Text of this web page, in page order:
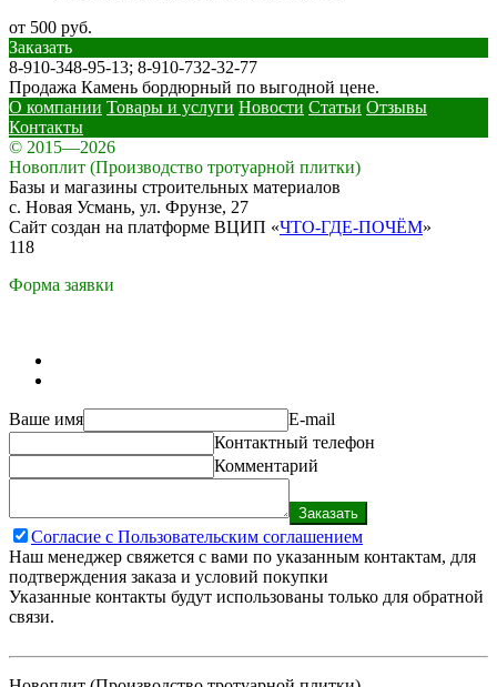
от 500 руб.
Заказать
8-910-348-95-13; 8-910-732-32-77
Продажа Камень бордюрный по выгодной цене.
О компании Товары и услуги Новости Статьи Отзывы
Контакты
© 2015—2026
Новоплит (Производство тротуарной плитки)
Базы и магазины строительных материалов
с. Новая Усмань, ул. Фрунзе, 27
Сайт создан на платформе ВЦИП «ЧТО-ГДЕ-ПОЧЁМ»
118
Форма заявки
Ваше имя
E-mail
Контактный телефон
Комментарий
Заказать
Согласие с Пользовательским соглашением
Наш менеджер свяжется с вами по указанным контактам, для
подтверждения заказа и условий покупки
Указанные контакты будут использованы только для обратной
связи.